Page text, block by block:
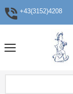
+43(3152)4208